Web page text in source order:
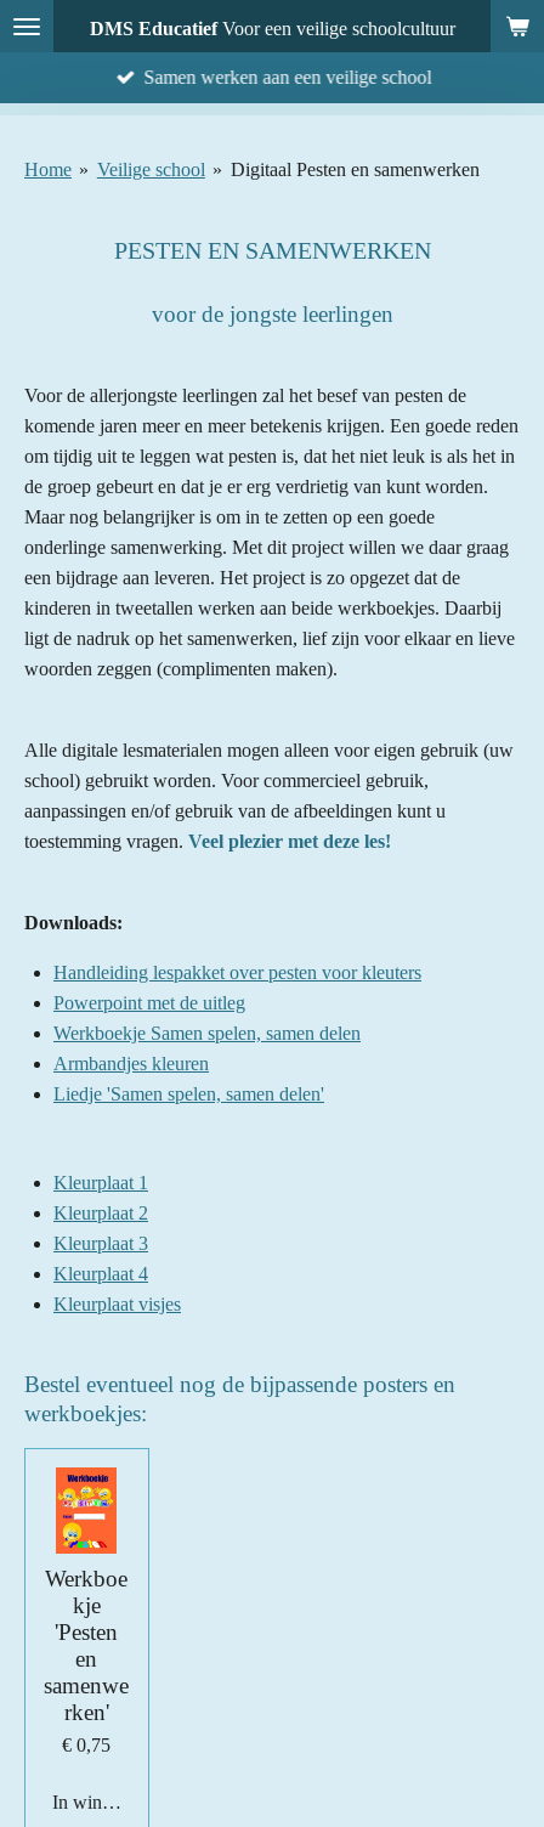
Ga
direct
DMS EducatiefVoor een veilige schoolcultuur
Samen werken aan een veilige school
Home » Veilige school » Digitaal Pesten en samenwerken
PESTEN EN SAMENWERKEN
voor de jongste leerlingen
Voor de allerjongste leerlingen zal het besef van pesten de
komende jaren meer en meer betekenis krijgen. Een goede reden
om tijdig uit te leggen wat pesten is, dat het niet leuk is als het in
de groep gebeurt en dat je er erg verdrietig van kunt worden.
Maar nog belangrijker is om in te zetten op een goede
onderlinge samenwerking. Met dit project willen we daar graag
een bijdrage aan leveren. Het project is zo opgezet dat de
kinderen in tweetallen werken aan beide werkboekjes. Daarbij
ligt de nadruk op het samenwerken, lief zijn voor elkaar en lieve
woorden zeggen (complimenten maken).
Alle digitale lesmaterialen mogen alleen voor eigen gebruik (uw
school) gebruikt worden. Voor commercieel gebruik,
aanpassingen en/of gebruik van de afbeeldingen kunt u
toestemming vragen. Veel plezier met deze les!
Downloads:
Handleiding lespakket over pesten voor kleuters
Powerpoint met de uitleg
Werkboekje Samen spelen, samen delen
Armbandjes kleuren
Liedje 'Samen spelen, samen delen'
Kleurplaat 1
Kleurplaat 2
Kleurplaat 3
Kleurplaat 4
Kleurplaat visjes
Bestel eventueel nog de bijpassende posters en
werkboekjes:
Werkboe
kje
'Pesten
en
samenwe
rken'
€ 0,75
In winkelwagen